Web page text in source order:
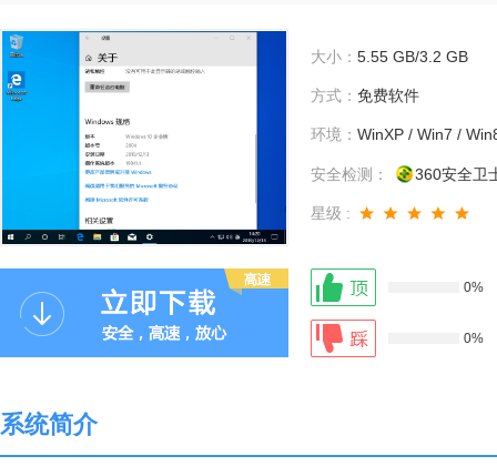
大小： 5.55 GB/3.2 GB
方式： 免费软件
环境： WinXP / Win7 /
安全检测： 360安全卫
星级 :
0%
0%
系统简介